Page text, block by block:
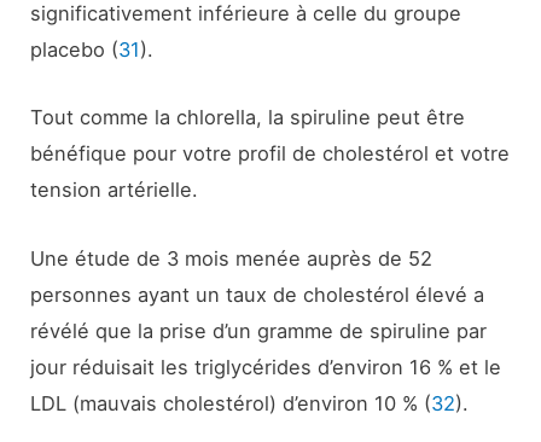
significativement inférieure à celle du groupe
placebo (31).
Tout comme la chlorella, la spiruline peut être
bénéfique pour votre profil de cholestérol et votre
tension artérielle.
Une étude de 3 mois menée auprès de 52
personnes ayant un taux de cholestérol élevé a
révélé que la prise d’un gramme de spiruline par
jour réduisait les triglycérides d’environ 16 % et le
LDL (mauvais cholestérol) d’environ 10 % (32).